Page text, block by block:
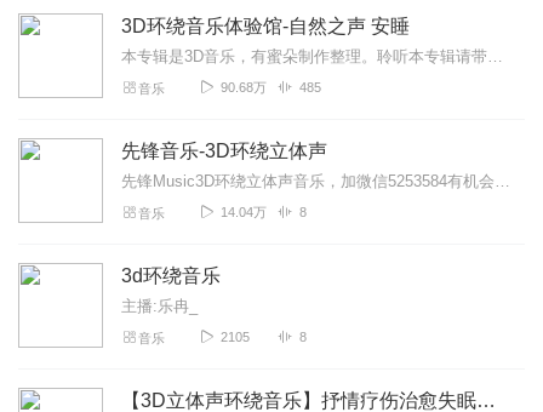
3D环绕音乐体验馆-自然之声 安睡
本专辑是3D音乐，有蜜朵制作整理。聆听本专辑请带上耳机，享受3D的世界。新专辑刚刚发布，《3D奇妙大自然减压助眠》，点此获得试听盛宴！如果你喜欢，请点赞评论，...
音乐 90.68万 485
先锋音乐-3D环绕立体声
先锋Music3D环绕立体声音乐，加微信5253584有机会领取车载CD优盘。更多新歌公众号"先锋音乐工作室"
音乐 14.04万 8
3d环绕音乐
主播:乐冉_
音乐 2105 8
【3D立体声环绕音乐】抒情疗伤治愈失眠好听流行